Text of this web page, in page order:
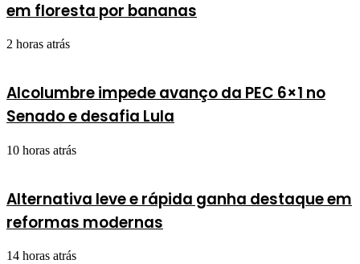
em floresta por bananas
2 horas atrás
Alcolumbre impede avanço da PEC 6×1 no
Senado e desafia Lula
10 horas atrás
Alternativa leve e rápida ganha destaque em
reformas modernas
14 horas atrás